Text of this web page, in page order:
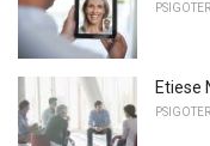
Etiese